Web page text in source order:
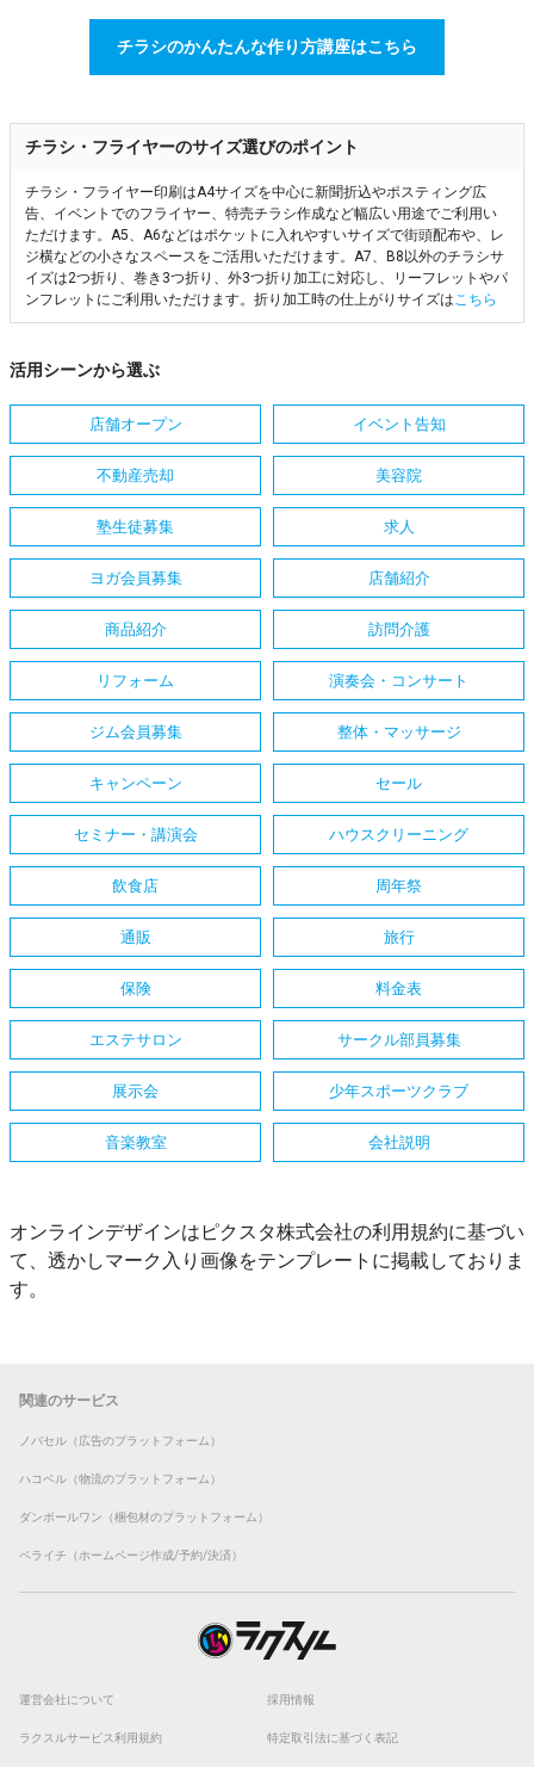
チラシのかんたんな作り方講座はこちら
チラシ・フライヤーのサイズ選びのポイント
チラシ・フライヤー印刷はA4サイズを中心に新聞折込やポスティング広
告、イベントでのフライヤー、特売チラシ作成など幅広い用途でご利用い
ただけます。A5、A6などはポケットに入れやすいサイズで街頭配布や、レ
ジ横などの小さなスペースをご活用いただけます。A7、B8以外のチラシサ
イズは2つ折り、巻き3つ折り、外3つ折り加工に対応し、リーフレットやパ
ンフレットにご利用いただけます。折り加工時の仕上がりサイズはこちら
活用シーンから選ぶ
店舗オープン イベント告知
不動産売却 美容院
塾生徒募集 求人
ヨガ会員募集 店舗紹介
商品紹介 訪問介護
リフォーム 演奏会・コンサート
ジム会員募集 整体・マッサージ
キャンペーン セール
セミナー・講演会 ハウスクリーニング
飲食店 周年祭
通販 旅行
保険 料金表
エステサロン サークル部員募集
展示会 少年スポーツクラブ
音楽教室 会社説明
オンラインデザインはピクスタ株式会社の利用規約に基づい
て、透かしマーク入り画像をテンプレートに掲載しておりま
す。
関連のサービス
ノバセル（広告のプラットフォーム）
ハコベル（物流のプラットフォーム）
ダンボールワン（梱包材のプラットフォーム）
ペライチ（ホームページ作成/予約/決済）
運営会社について 採用情報
ラクスルサービス利用規約 特定取引法に基づく表記